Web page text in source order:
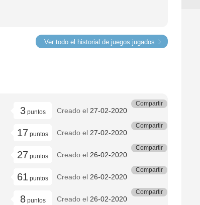
Ver todo el historial de juegos jugados
3puntos Creado el 27-02-2020
Compartir
17 puntos Creado el 27-02-2020
Compartir
27 puntos Creado el 26-02-2020
Compartir
61 puntos Creado el 26-02-2020
Compartir
8puntos Creado el 26-02-2020
Compartir